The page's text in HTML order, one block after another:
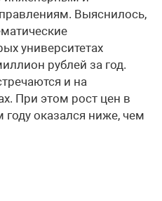
Выяснилось,
университетах
рублей за год.
и на
При этом рост цен в
оказался ниже, чем